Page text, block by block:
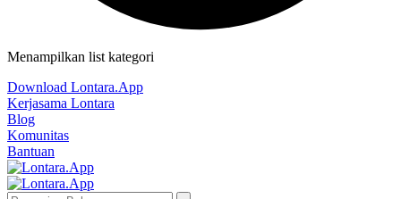
Menampilkan list kategori
Download Lontara.App
Kerjasama Lontara
Blog
Komunitas
Bantuan